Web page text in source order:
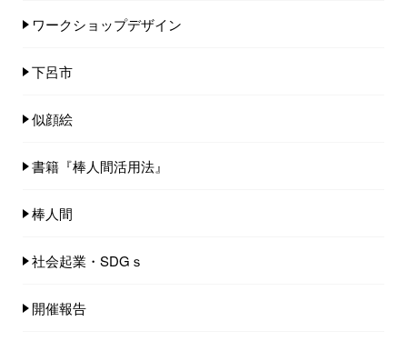
ワークショップデザイン
下呂市
似顔絵
書籍『棒人間活用法』
棒人間
社会起業・SDGｓ
開催報告